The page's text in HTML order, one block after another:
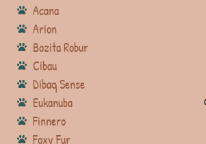
Acana
Arion
Bozita Robur
Cibau
Dibaq Sense
Eukanuba
Finnero
Foxy Fur